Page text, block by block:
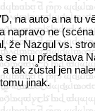
na auto a na tu
napravo ne
že Nazgul vs.
se mu představa
tak zůstal jen
jinak.